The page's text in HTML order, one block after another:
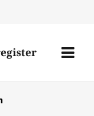
Menü